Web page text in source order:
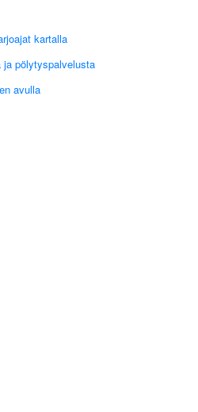
kartalla
pölytyspalvelusta
avulla